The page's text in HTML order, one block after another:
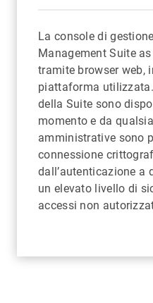
La console di
Management Suite
tramite browser web,
piattaforma
della Suite sono
momento e da
amministrative sono
connessione
dall’autenticazione a
un elevato livello di
accessi non